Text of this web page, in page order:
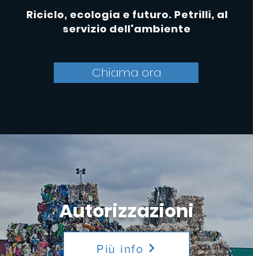
Riciclo, ecologia e futuro. Petrilli, al
servizio dell'ambiente
Chiama ora
Autorizzazioni
Più info